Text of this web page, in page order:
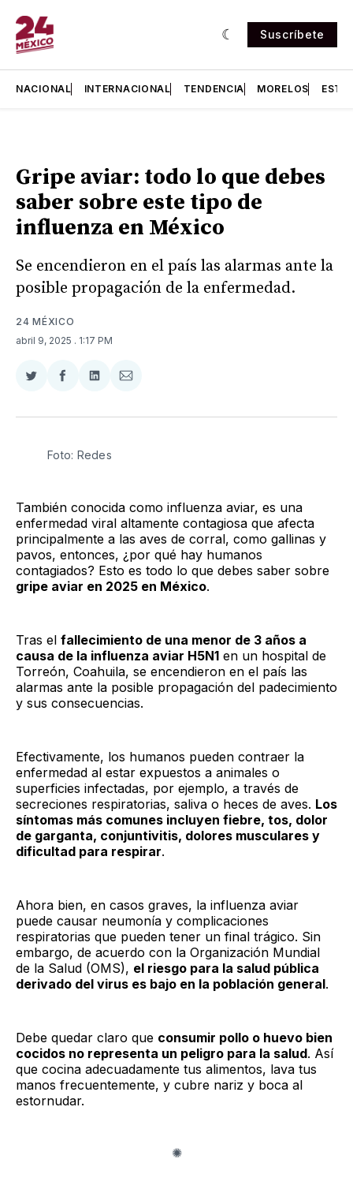
Suscríbete
NACIONAL INTERNACIONAL TENDENCIA MORELOS
Gripe aviar: todo lo que debes
saber sobre este tipo de
influenza en México
Se encendieron en el país las alarmas ante la
posible propagación de la enfermedad.
24 MÉXICO
abril 9, 2025 . 1:17 PM
Compartir
Twitter
Compartir
Facebook
Compartir
LinkedIn
Compartir
Email
Foto: Redes
También conocida como influenza aviar, es una
enfermedad viral altamente contagiosa que afecta
principalmente a las aves de corral, como gallinas y
pavos, entonces, ¿por qué hay humanos
contagiados? Esto es todo lo que debes saber sobre
gripe aviar en 2025 en México.
Tras el fallecimiento de una menor de 3 años a
causa de la influenza aviar H5N1 en un hospital de
Torreón, Coahuila, se encendieron en el país las
alarmas ante la posible propagación del padecimiento
y sus consecuencias.
Efectivamente, los humanos pueden contraer la
enfermedad al estar expuestos a animales o
superficies infectadas, por ejemplo, a través de
secreciones respiratorias, saliva o heces de aves. Los
síntomas más comunes incluyen fiebre, tos, dolor
de garganta, conjuntivitis, dolores musculares y
dificultad para respirar.
Ahora bien, en casos graves, la influenza aviar
puede causar neumonía y complicaciones
respiratorias que pueden tener un final trágico. Sin
embargo, de acuerdo con la Organización Mundial
de la Salud (OMS), el riesgo para la salud pública
derivado del virus es bajo en la población general.
Debe quedar claro que consumir pollo o huevo bien
cocidos no representa un peligro para la salud. Así
que cocina adecuadamente tus alimentos, lava tus
manos frecuentemente, y cubre nariz y boca al
estornudar.